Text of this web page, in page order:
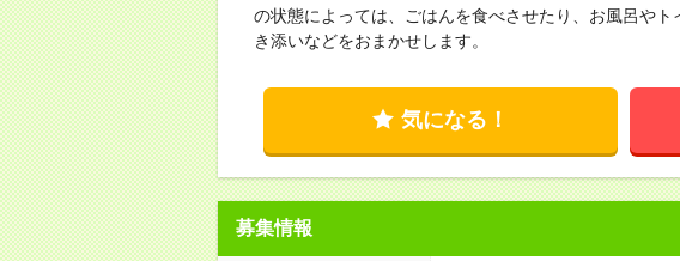
の状態によっては、ごはんを食べさせたり、お風呂や
き添いなどをおまかせします。
気になる！
募集情報